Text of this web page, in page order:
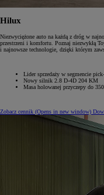
Hilux
Niezwyciężone auto na każdą z dróg w
przestrzeni i komfortu. Poznaj niezwykłą
i najnowsze technologie, dzięki którym
Lider sprzedaży w segmencie
Nowy silnik 2.8 D-4D 204 KM
Masa holowanej przyczepy do
Zobacz cennik (Opens in new window)